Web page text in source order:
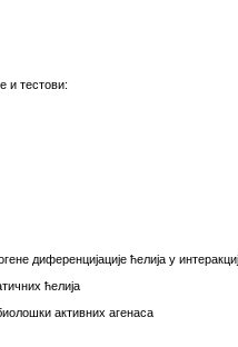
и тестови:
диференцијације ћелија у
ћелија
активних агенаса